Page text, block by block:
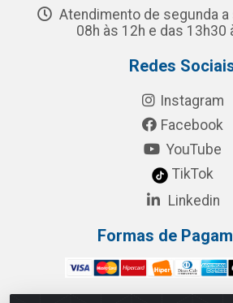
Atendimento de segunda
08h às 12h e das 13h30
Redes
Instagram
Facebook
YouTube
TikTok
Linkedin
Formas de